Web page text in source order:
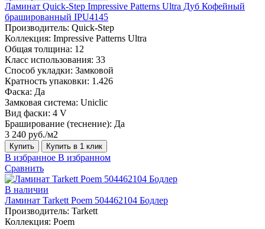
Ламинат Quick-Step Impressive Patterns Ultra Дуб Кофейный
брашированный IPU4145
Производитель: Quick-Step
Коллекция: Impressive Patterns Ultra
Общая толщина: 12
Класс использования: 33
Способ укладки: Замковой
Кратность упаковки: 1.426
Фаска: Да
Замковая система: Uniclic
Вид фаски: 4 V
Браширование (теснение): Да
3 240 руб./м2
Купить Купить в 1 клик
В избранное В избранном
Сравнить
В наличии
Ламинат Tarkett Poem 504462104 Бодлер
Производитель: Tarkett
Коллекция: Poem